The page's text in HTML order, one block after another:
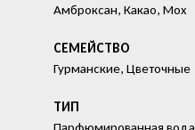
Амброксан, Какао, Мох
СЕМЕЙСТВО
Гурманские, Цветочные
ТИП